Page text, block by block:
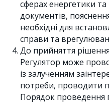
сферах енергетики та
документів,
необхідні для
справи та
До прийняття
Регулятор може
із залученням
потреби, проводити
Порядок проведення